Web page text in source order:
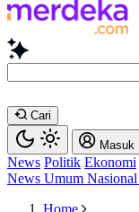
Cari
Masuk
News Politik Ekonomi
News Umum Nasional
Home